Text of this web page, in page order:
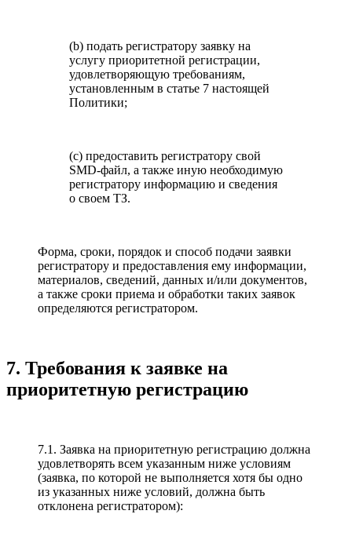
(b) подать регистратору заявку на
услугу приоритетной регистрации,
удовлетворяющую требованиям,
установленным в статье 7 настоящей
Политики;
(c) предоставить регистратору свой
SMD-файл, а также иную необходимую
регистратору информацию и сведения
о своем ТЗ.
Форма, сроки, порядок и способ подачи заявки
регистратору и предоставления ему информации,
материалов, сведений, данных и/или документов,
а также сроки приема и обработки таких заявок
определяются регистратором.
7. Требования к заявке на
приоритетную регистрацию
7.1. Заявка на приоритетную регистрацию должна
удовлетворять всем указанным ниже условиям
(заявка, по которой не выполняется хотя бы одно
из указанных ниже условий, должна быть
отклонена регистратором):